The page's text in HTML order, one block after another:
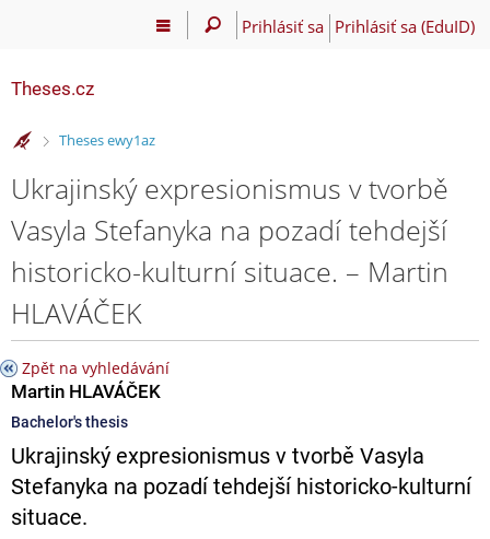
Prihlásiť sa Prihlásiť sa (EduID)
Theses.cz
>
Theses ewy1az
Ukrajinský expresionismus v tvorbě
Vasyla Stefanyka na pozadí tehdejší
historicko-kulturní situace. – Martin
HLAVÁČEK
Zpět na vyhledávání
Martin HLAVÁČEK
Bachelor's thesis
Ukrajinský expresionismus v tvorbě Vasyla
Stefanyka na pozadí tehdejší historicko-kulturní
situace.